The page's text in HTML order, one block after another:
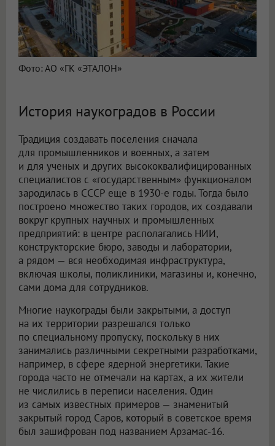
Фото: АО «ГК «ЭТАЛОН»
История наукоградов в России
Традиция создавать поселения сначала
для промышленников и военных, а затем
и для ученых и других высококвалифицированных
специалистов с «государственным» функционалом
зародилась в СССР еще в 1930-е годы. Тогда было
построено множество таких городов, их создавали
вокруг крупных научных и промышленных
предприятий: в центре располагались НИИ,
конструкторские бюро, заводы и лаборатории,
а рядом — вся необходимая инфраструктура,
включая школы, поликлиники, магазины и, конечно,
сами дома для сотрудников.
Многие наукограды были закрытыми, а доступ
на их территории разрешался только
по специальному пропуску, поскольку в них
занимались различными секретными разработками,
например, в сфере ядерной энергетики. Такие
города часто не отмечали на картах, а их жители
не числились в переписи населения. Один
из самых известных примеров — знаменитый
закрытый город Саров, который в советское время
был зашифрован под названием Арзамас-16.